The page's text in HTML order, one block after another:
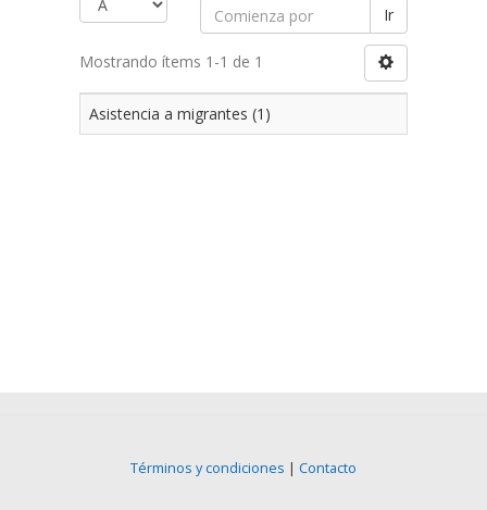
Ir
Mostrando ítems 1-1 de 1
Asistencia a migrantes (1)
Términos y condiciones | Contacto